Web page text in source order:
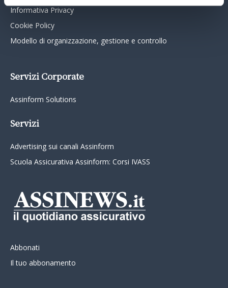
Informativa Privacy
Cookie Policy
Modello di organizzazione, gestione e controllo
Servizi Corporate
Assinform Solutions
Servizi
Advertising sui canali Assinform
Scuola Assicurativa Assinform: Corsi IVASS
Abbonati
Il tuo abbonamento